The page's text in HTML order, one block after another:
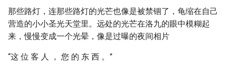
那些路灯，连那些路灯的光芒也像是被禁锢了，龟缩在自己
营造的小小圣光天堂里。远处的光芒在洛九的眼中模糊起
来，慢慢变成一个光晕，像是过曝的夜间相片
“这 位 客 人 ， 您 的 东 西 。”